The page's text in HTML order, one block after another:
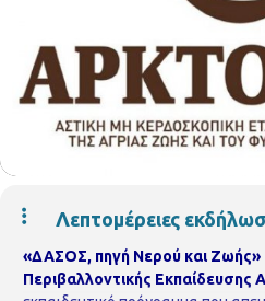
Λεπτομέρειες
«ΔΑΣΟΣ, πηγή Νερού και Ζωής»
Περιβαλλοντικής